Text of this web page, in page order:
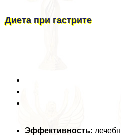
Диета при гастрите
Эффективность: